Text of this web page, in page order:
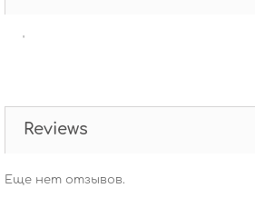
'
Reviews
Еще нет отзывов.